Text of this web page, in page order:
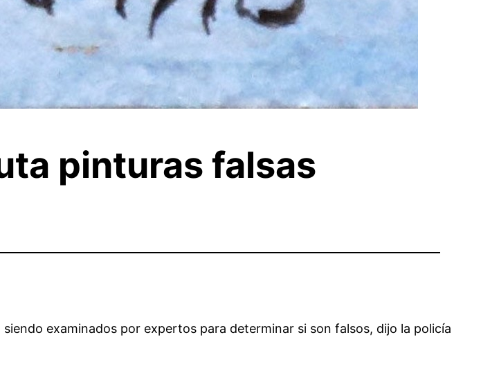
pinturas falsas
examinados por expertos para determinar si son falsos, dijo la policía